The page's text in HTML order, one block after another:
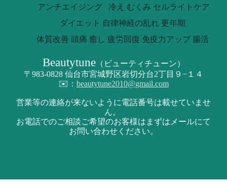
アンチエイジング 冷え むくみ セルライトケア
ダイエット 自律神経の乱れ 更年期
体質改善 頭痛 癒し 疲労回復 免疫力アップ 腸活
Beautytune（ ビューティチューン）
〒 983-0828 仙台市宮城野区岩切分台2丁目９−１４
✉️： beautytune2010@gmail.com
営業等の連絡が来ないように電話番号は載せていませ
ん。
お電話でのご相談ご希望のお客様はまずはメールにて
お問い合わせください。